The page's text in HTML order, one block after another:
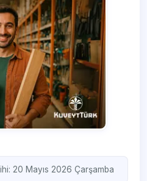
20 Mayıs 2026 Çarşamba